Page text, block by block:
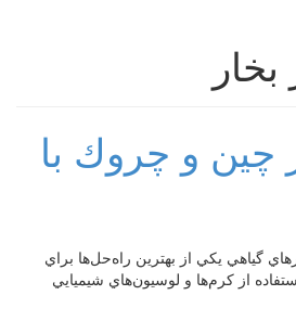
چين و چروك با
گياهي يكي از بهترين راه‌حل‌ها براي
از كرم‌ها و لوسيون‌هاي شيميايي